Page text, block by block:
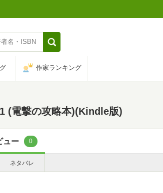
作家ランキング
(電撃の攻略本)(Kindle版)
ュー 0
ネタバレ